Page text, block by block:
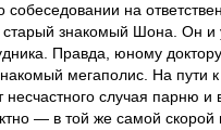
на
старый знакомый Шона. Он и
Правда, юному
мегаполис. На пути
случая парню и
— в той же самой скорой